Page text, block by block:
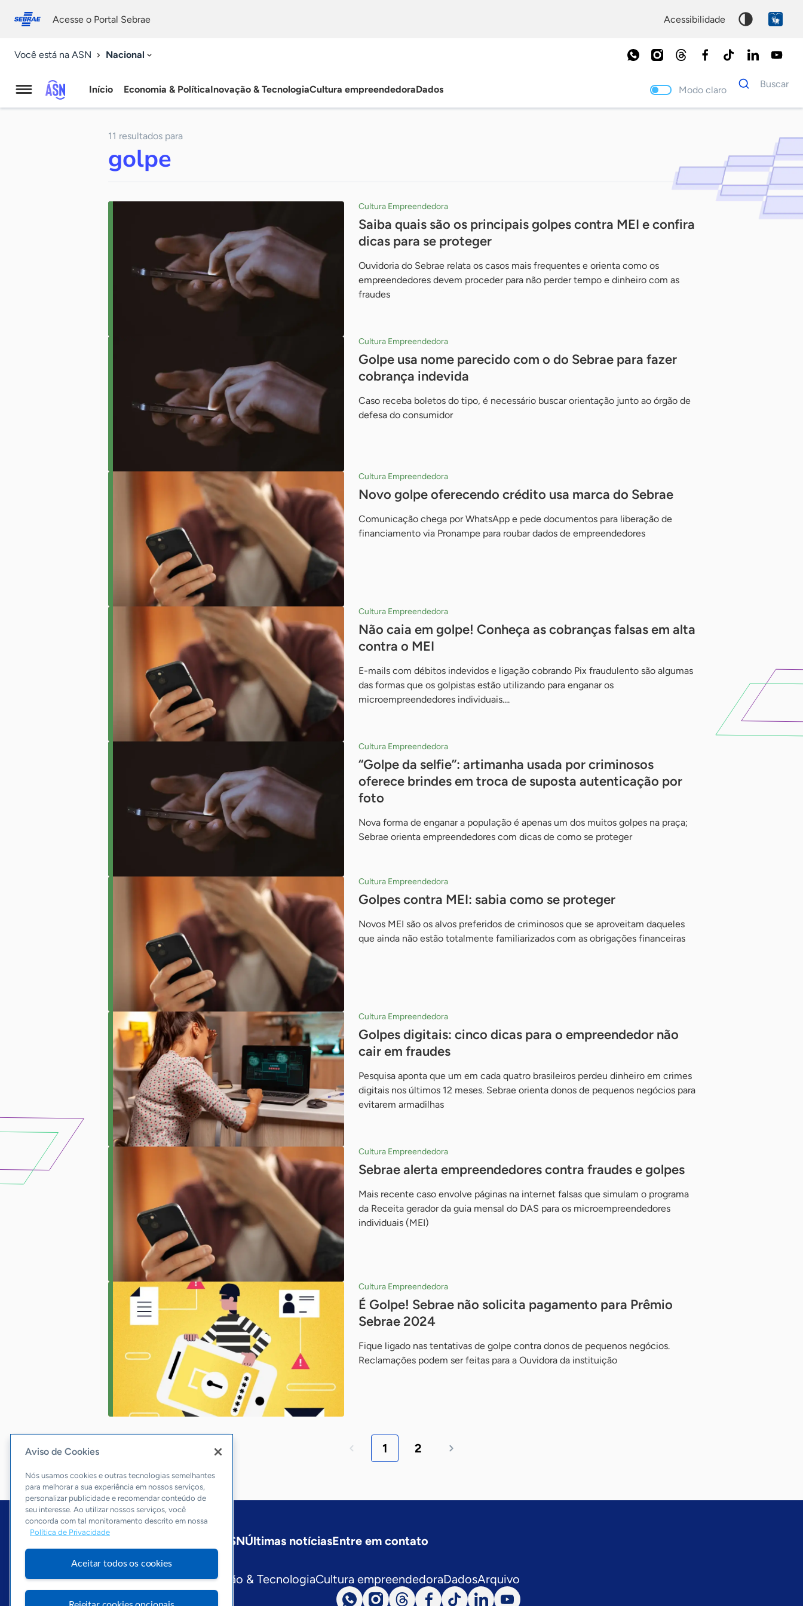
conosco
Acesse o Portal Sebrae acessibilidade
Você está na ASN Nacional
Agência
Notícias
Início Economia & PolíticaInovação & TecnologiaCultura empreendedoraDados Modo claro
Dados
para
Buscar
11 resultados para
golpe
Cultura Empreendedora
Saiba quais são os principais golpes contra MEI e confira
dicas para se proteger
Ouvidoria do Sebrae relata os casos mais frequentes e orienta como os
empreendedores devem proceder para não perder tempo e dinheiro com as
fraudes
Cultura Empreendedora
Golpe usa nome parecido com o do Sebrae para fazer
cobrança indevida
Caso receba boletos do tipo, é necessário buscar orientação junto ao órgão de
defesa do consumidor
Cultura Empreendedora
Novo golpe oferecendo crédito usa marca do Sebrae
Comunicação chega por WhatsApp e pede documentos para liberação de
financiamento via Pronampe para roubar dados de empreendedores
Cultura Empreendedora
Não caia em golpe! Conheça as cobranças falsas em alta
contra o MEI
E-mails com débitos indevidos e ligação cobrando Pix fraudulento são algumas
das formas que os golpistas estão utilizando para enganar os
microempreendedores individuais....
Cultura Empreendedora
“Golpe da selfie”: artimanha usada por criminosos
oferece brindes em troca de suposta autenticação por
foto
Nova forma de enganar a população é apenas um dos muitos golpes na praça;
Sebrae orienta empreendedores com dicas de como se proteger
Cultura Empreendedora
Golpes contra MEI: sabia como se proteger
Novos MEI são os alvos preferidos de criminosos que se aproveitam daqueles
que ainda não estão totalmente familiarizados com as obrigações financeiras
Cultura Empreendedora
Golpes digitais: cinco dicas para o empreendedor não
cair em fraudes
Pesquisa aponta que um em cada quatro brasileiros perdeu dinheiro em crimes
digitais nos últimos 12 meses. Sebrae orienta donos de pequenos negócios para
evitarem armadilhas
Cultura Empreendedora
Sebrae alerta empreendedores contra fraudes e golpes
Mais recente caso envolve páginas na internet falsas que simulam o programa
da Receita gerador da guia mensal do DAS para os microempreendedores
individuais (MEI)
Cultura Empreendedora
É Golpe! Sebrae não solicita pagamento para Prêmio
Sebrae 2024
Fique ligado nas tentativas de golpe contra donos de pequenos negócios.
Reclamações podem ser feitas para a Ouvidora da instituição
1 2
Início Sobre a ASNÚltimas notíciasEntre em contato
Economia & PolíticaInovação & TecnologiaCultura empreendedoraDadosArquivo
Visite o Portal Sebrae
Aviso de Cookies
Nós usamos cookies e outras tecnologias semelhantes
para melhorar a sua experiência em nossos serviços,
personalizar publicidade e recomendar conteúdo de
seu interesse. Ao utilizar nossos serviços, você
concorda com tal monitoramento descrito em nossa
Política de Privacidade
Aceitar todos os cookies